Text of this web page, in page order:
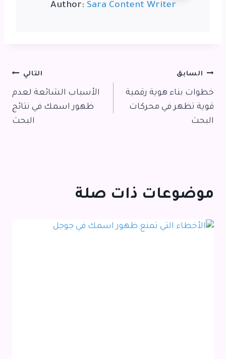
Author: Sara Content Writer
تصفّح
المقالات
السابق
خطوات بناء هوية رقمية
قوية تظهر في محركات
البحث
التالي
الأسباب الشائعة لعدم
ظهور اسمك في نتائج
البحث
موضوعات ذات صلة